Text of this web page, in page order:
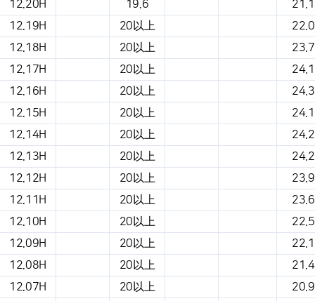
12.20H
19.6
21.1
12.19H
20以上
22.0
12.18H
20以上
23.7
12.17H
20以上
24.1
12.16H
20以上
24.3
12.15H
20以上
24.1
12.14H
20以上
24.2
12.13H
20以上
24.2
12.12H
20以上
23.9
12.11H
20以上
23.6
12.10H
20以上
22.5
12.09H
20以上
22.1
12.08H
20以上
21.4
12.07H
20以上
20.9